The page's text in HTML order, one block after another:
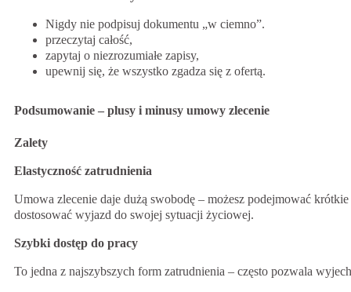
Nigdy nie podpisuj dokumentu „w ciemno”.
przeczytaj całość,
zapytaj o niezrozumiałe zapisy,
upewnij się, że wszystko zgadza się z ofertą.
Podsumowanie – plusy i minusy umowy zlecenie
Zalety
Elastyczność zatrudnienia
Umowa zlecenie daje dużą swobodę – możesz podejmować
dostosować wyjazd do swojej sytuacji życiowej.
Szybki dostęp do pracy
To jedna z najszybszych form zatrudnienia – często pozwala